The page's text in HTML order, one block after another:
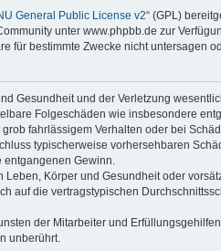
General Public License v2“ (GPL)
unter www.phpbb.de zur
bestimmte Zwecke nicht untersagen
Gesundheit und der Verletzung
Folgeschäden wie insbesondere
fahrlässigem Verhalten oder bei
typischerweise vorhersehbaren
entgangenen Gewinn.
Körper und Gesundheit oder
auf die vertragstypischen
der Mitarbeiter und
unberührt.